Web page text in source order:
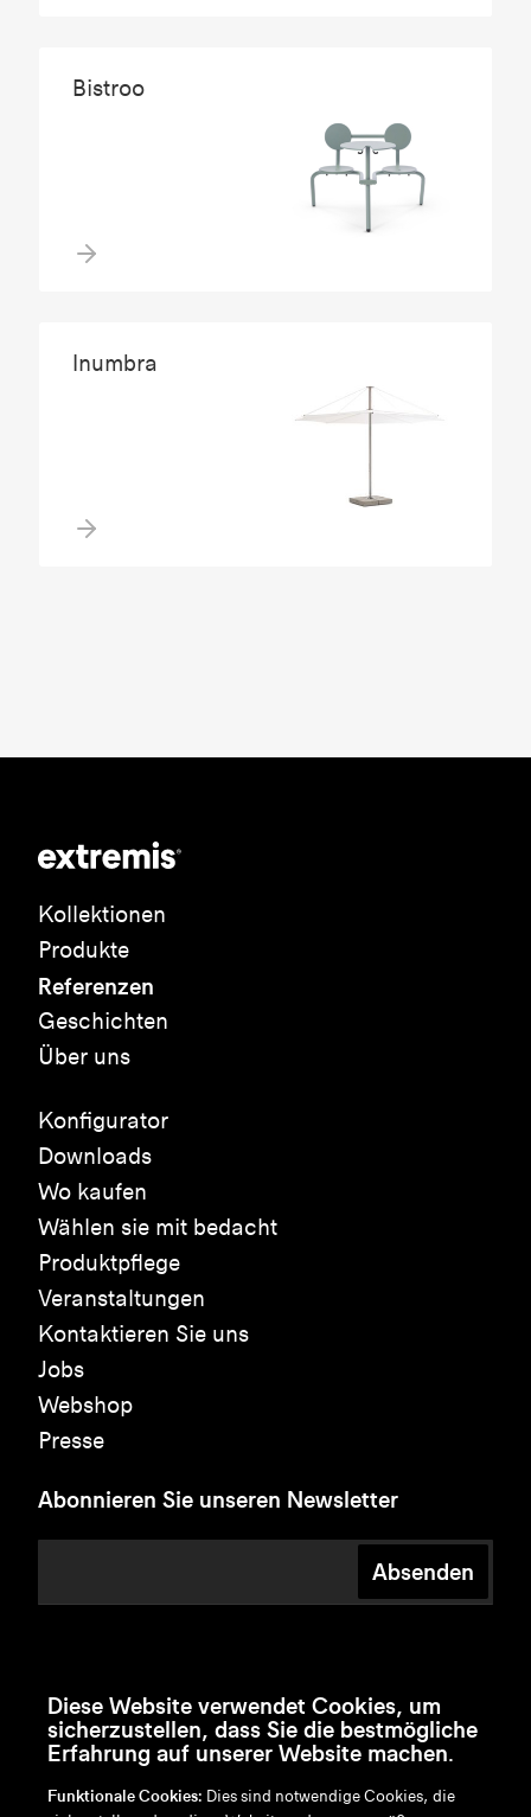
Bistroo
Inumbra
Kollektionen
Produkte
Referenzen
Geschichten
Über uns
Konfigurator
Downloads
Wo kaufen
Wählen sie mit bedacht
Produktpflege
Veranstaltungen
Kontaktieren Sie uns
Jobs
Webshop
Presse
Abonnieren Sie unseren Newsletter
Absenden
Diese Website verwendet Cookies, um
sicherzustellen, dass Sie die bestmögliche
Erfahrung auf unserer Website machen.
Funktionale Cookies: Dies sind notwendige Cookies, die